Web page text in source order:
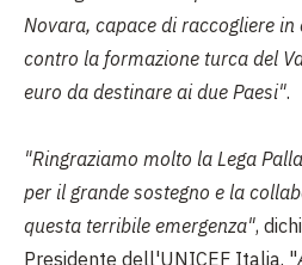
Novara, capace di raccogliere
contro la formazione turca del
euro da destinare ai due Paesi".
"Ringraziamo molto la Lega
per il grande sostegno e la
questa terribile emergenza",
Presidente dell'UNICEF Italia. "